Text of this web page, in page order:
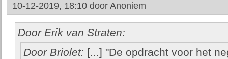
10-12-2019, 18:10 door Anoniem
Door Erik van Straten:
Door Briolet: [...] "De opdracht voor het